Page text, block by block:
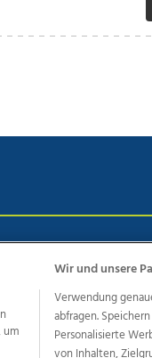
Medienhauses
OÖN
um
Wir und unsere
Verwendung
abfragen.
Personalisierte
von Inhalten,